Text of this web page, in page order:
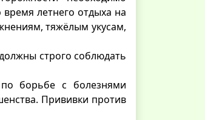
летнего отдыха на
тяжёлым укусам,
строго соблюдать
борьбе с болезнями
Прививки против